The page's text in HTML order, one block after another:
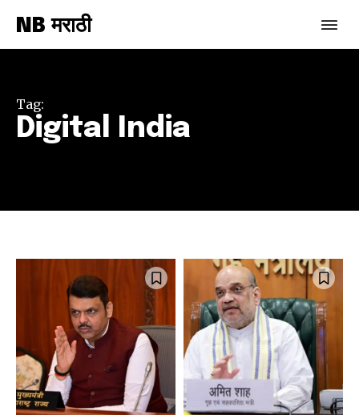
Join our community of
SUBSCRIBERS and be part of the
conversation.
To subscribe, simply enter your email address on our website
NB मराठी
Tag:
Digital India